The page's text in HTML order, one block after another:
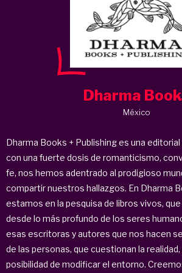
Dharma
México
Dharma Books + Publishing es una
con una fuerte dosis de romanticismo,
fe, nos hemos adentrado al prodigioso
compartir nuestros hallazgos. En Dharma
estamos en la pesquisa de libros vivos,
desde lo más profundo de los seres
esas escritoras y autores que nos hacen
de las personas, que cuestionan la realidad,
posibilidad de modificar el entorno.